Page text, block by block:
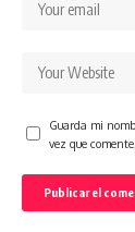
Guarda mi
vez que comente.